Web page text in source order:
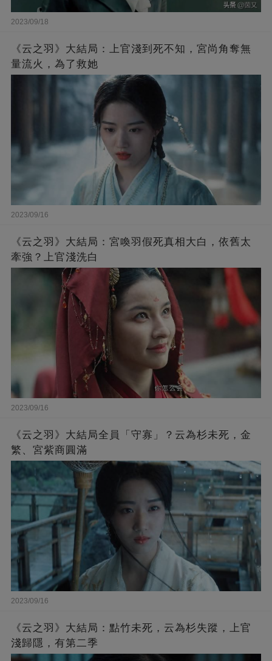
2023/09/18
《云之羽》大結局：上官淺到死不知，宮尚角奪無
量流火，為了救她
2023/09/16
《云之羽》大結局：宮喚羽假死真相大白，依舊太
牽強？上官淺洗白
2023/09/16
《云之羽》大結局全員「守寡」？云為杉未死，金
繁、宮紫商圓滿
2023/09/16
《云之羽》大結局：點竹未死，云為杉失蹤，上官
淺歸隱，有第二季